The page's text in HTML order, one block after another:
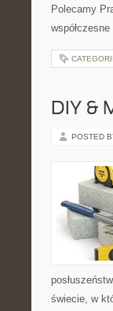
Polecamy
DIY &
POSTED
świecie, w